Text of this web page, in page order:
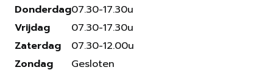
Donderdag
Vrijdag
Zaterdag
Zondag
07.30-17.30u
07.30-17.30u
07.30-12.00u
Gesloten